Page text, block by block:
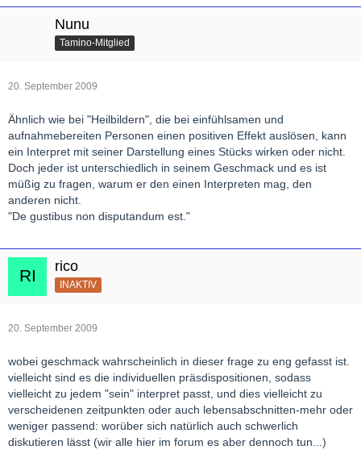
Nunu
Tamino-Mitglied
20. September 2009
Ähnlich wie bei "Heilbildern", die bei einfühlsamen und
aufnahmebereiten Personen einen positiven Effekt auslösen, kann
ein Interpret mit seiner Darstellung eines Stücks wirken oder nicht.
Doch jeder ist unterschiedlich in seinem Geschmack und es ist
müßig zu fragen, warum er den einen Interpreten mag, den
anderen nicht.
"De gustibus non disputandum est."
rico
INAKTIV
20. September 2009
wobei geschmack wahrscheinlich in dieser frage zu eng gefasst ist.
vielleicht sind es die individuellen präsdispositionen, sodass
vielleicht zu jedem "sein" interpret passt, und dies vielleicht zu
verscheidenen zeitpunkten oder auch lebensabschnitten-mehr oder
weniger passend: worüber sich natürlich auch schwerlich
diskutieren lässt (wir alle hier im forum es aber dennoch tun...)